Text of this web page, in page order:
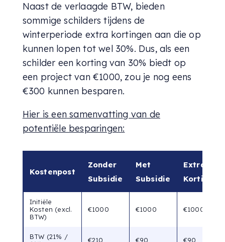
Naast de verlaagde BTW, bieden
sommige schilders tijdens de
winterperiode extra kortingen aan die op
kunnen lopen tot wel 30%​. Dus, als een
schilder een korting van 30% biedt op
een project van €1000, zou je nog eens
€300 kunnen besparen.
Hier is een samenvatting van de
potentiële besparingen:
Kostenpost
Zonder
Subsidie
Met
Subsidie
Extra
Korting
Initiële
Kosten (excl.
BTW)
€1000 €1000 €1000
BTW (21% /
€210 €90 €90